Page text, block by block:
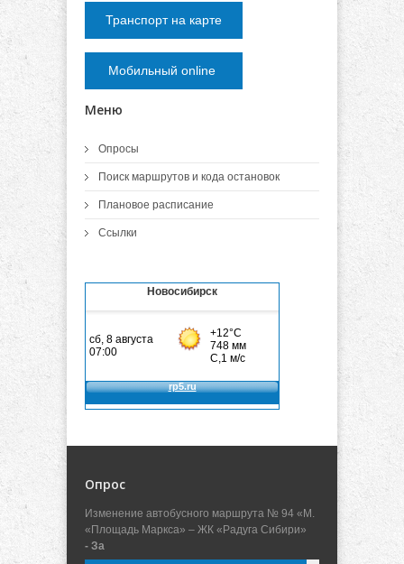
Транспорт на карте
Мобильный online
Меню
Опросы
Поиск маршрутов и кода остановок
Плановое расписание
Ссылки
Новосибирск
Опрос
Изменение автобусного маршрута № 94 «М.
«Площадь Маркса» – ЖК «Радуга Сибири»
- За